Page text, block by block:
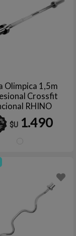
Olimpica 1,5m
Crossfit
RHINO
% $U 1.490